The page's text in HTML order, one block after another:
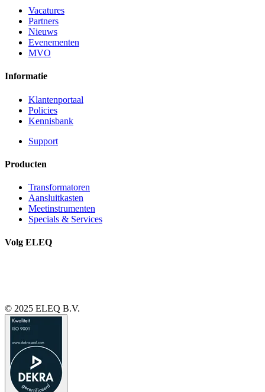
Vacatures
Partners
Nieuws
Evenementen
MVO
Informatie
Klantenportaal
Policies
Kennisbank
Support
Producten
Transformatoren
Aansluitkasten
Meetinstrumenten
Specials & Services
Volg ELEQ
© 2025 ELEQ B.V.